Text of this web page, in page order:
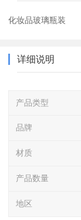
化妆品玻璃瓶装
详细说明
产品类型
品牌
材质
产品数量
地区